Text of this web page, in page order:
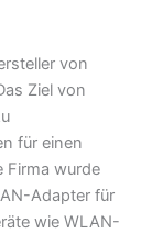
von
Ziel von
für einen
Firma wurde
Adapter für
wie WLAN-